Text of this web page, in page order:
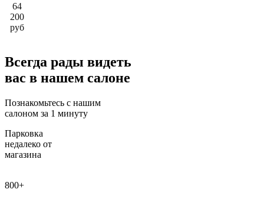
64
200
руб
Всегда рады видеть
вас в нашем салоне
Познакомьтесь с нашим
салоном за 1 минуту
Парковка
недалеко от
магазина
800+